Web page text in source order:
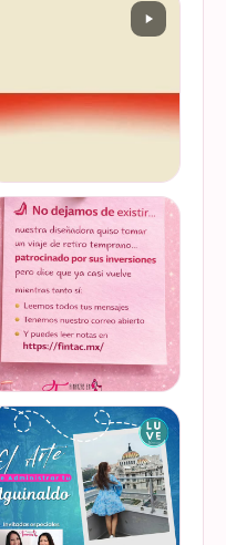
Del 17 al 22 de marzo se
lleva a cabo la Global
Money Week 2026 (Semana
Mundial del Dinero).
Finanzas en Tacones
somos parte de esta
Jornada…
VER EN
INSTAGRAM
Prometemos que no
desaparecimos… solo
estamos reorganizando
todo (y esperando a que el
diseñador vuelva del retiro
😅). No estamos publicand…
VER EN
INSTAGRAM